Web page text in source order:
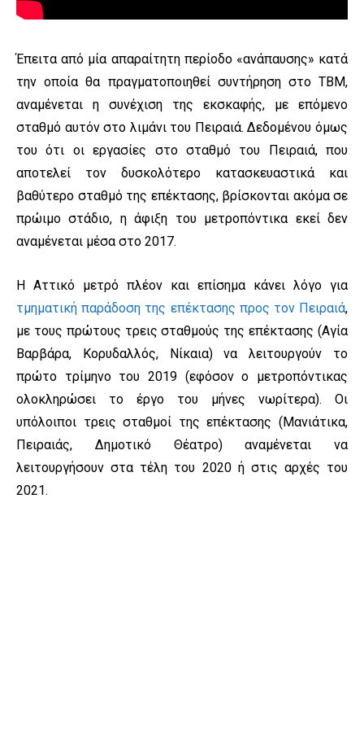
Έπειτα από μία απαραίτητη περίοδο «ανάπαυσης» κατά
την οποία θα πραγματοποιηθεί συντήρηση στο TBM,
αναμένεται η συνέχιση της εκσκαφής, με επόμενο
σταθμό αυτόν στο λιμάνι του Πειραιά. Δεδομένου όμως
του ότι οι εργασίες στο σταθμό του Πειραιά, που
αποτελεί τον δυσκολότερο κατασκευαστικά και
βαθύτερο σταθμό της επέκτασης, βρίσκονται ακόμα σε
πρώιμο στάδιο, η άφιξη του μετροπόντικα εκεί δεν
αναμένεται μέσα στο 2017.
Η Αττικό μετρό πλέον και επίσημα κάνει λόγο για
τμηματική παράδοση της επέκτασης προς τον Πειραιά,
με τους πρώτους τρεις σταθμούς της επέκτασης (Αγία
Βαρβάρα, Κορυδαλλός, Νίκαια) να λειτουργούν το
πρώτο τρίμηνο του 2019 (εφόσον ο μετροπόντικας
ολοκληρώσει το έργο του μήνες νωρίτερα). Οι
υπόλοιποι τρεις σταθμοί της επέκτασης (Μανιάτικα,
Πειραιάς, Δημοτικό Θέατρο) αναμένεται να
λειτουργήσουν στα τέλη του 2020 ή στις αρχές του
2021.